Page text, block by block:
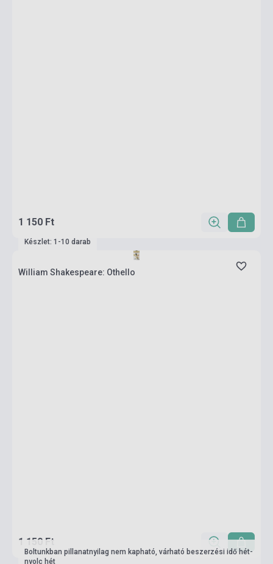
1 150 Ft
Készlet: 1-10 darab
William Shakespeare: Othello
1 150 Ft
Boltunkban pillanatnyilag nem kapható, várható beszerzési idő hét-
nyolc hét